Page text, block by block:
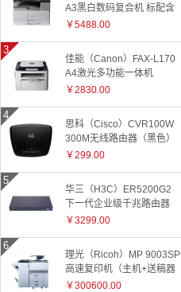
A3黑白数码复合机 标配含
盖板
￥5488.00
佳能（Canon）FAX-L170
A4激光多功能一体机
￥2830.00
思科（Cisco）CVR100W
300M无线路由器（黑色）
￥299.00
华三（H3C）ER5200G2
下一代企业级千兆路由器
￥3299.00
理光（Ricoh）MP 9003SP
高速复印机（主机+送稿器
+小册子装订器）
￥300600.00